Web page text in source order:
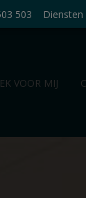
503 Diensten
VOOR MIJ